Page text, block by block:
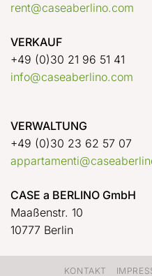
rent@caseaberlino.com
VERKAUF
+49 (0)30 21 96 51 41
info@caseaberlino.com
VERWALTUNG
+49 (0)30 23 62 57 07
CASE a BERLINO GmbH
Maaßenstr. 10
10777 Berlin
KONTAKT